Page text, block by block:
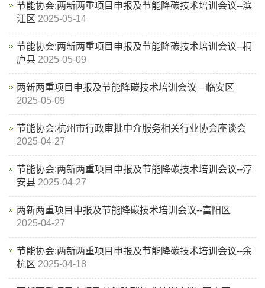
节能协会:两新两重项目申报及节能降碳技术培训会议--滨
江区 2025-05-14
节能协会:两新两重项目申报及节能降碳技术培训会议--桐
庐县 2025-05-09
两新两重项目申报及节能降碳技术培训会议—临安区
2025-05-09
节能协会:杭州市行政审批中介服务相关行业协会座谈会
2025-04-27
节能协会:两新两重项目申报及节能降碳技术培训会议--淳
安县 2025-04-27
两新两重项目申报及节能降碳技术培训会议--富阳区
2025-04-27
节能协会:两新两重项目申报及节能降碳技术培训会议--余
杭区 2025-04-18